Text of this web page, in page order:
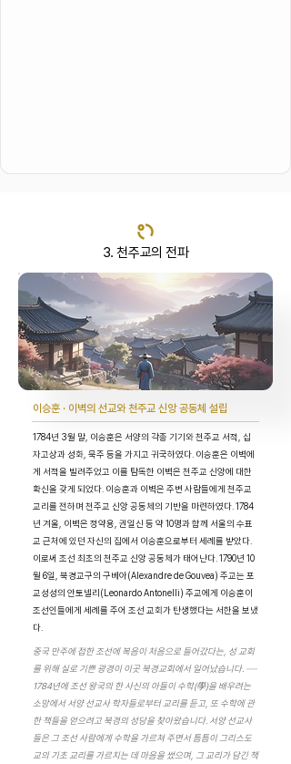
3. 천주교의 전파
이승훈 · 이벽의 선교와 천주교 신앙 공동체 설립
1784년 3월 말, 이승훈은 서양의 각종 기기와 천주교 서적, 십
자고상과 성화, 묵주 등을 가지고 귀국하였다. 이승훈은 이벽에
게 서적을 빌려주었고 이를 탐독한 이벽은 천주교 신앙에 대한
확신을 갖게 되었다. 이승훈과 이벽은 주변 사람들에게 천주교
교리를 전하며 천주교 신앙 공동체의 기반을 마련하였다. 1784
년 겨울, 이벽은 정약용, 권일신 등 약 10명과 함께 서울의 수표
교 근처에 있던 자신의 집에서 이승훈으로부터 세례를 받았다.
이로써 조선 최초의 천주교 신앙 공동체가 태어난다. 1790년 10
월 6일, 북경교구의 구베아(Alexandre de Gouvea) 주교는 포
교성성의 안토넬리(Leonardo Antonelli) 주교에게 이승훈이
조선인들에게 세례를 주어 조선 교회가 탄생했다는 서한을 보냈
다.
중국 만주에 접한 조선에 복음이 처음으로 들어갔다는, 성 교회
를 위해 실로 기쁜 광경이 이곳 북경교회에서 일어났습니다. ······
1784년에 조선 왕국의 한 사신의 아들이 수학(學)을 배우려는
소망에서 서양 선교사 학자들로부터 교리를 듣고, 또 수학에 관
한 책들을 얻으려고 북경의 성당을 찾아왔습니다. 서양 선교사
들은 그 조선 사람에게 수학을 가르쳐 주면서 틈틈이 그리스도
교의 기초 교리를 가르치는 데 마음을 썼으며, 그 교리가 담긴 책